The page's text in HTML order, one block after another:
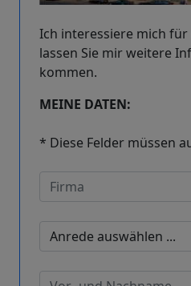
Ich interessiere mich für
lassen Sie mir weitere
kommen.
MEINE DATEN:
* Diese Felder müssen